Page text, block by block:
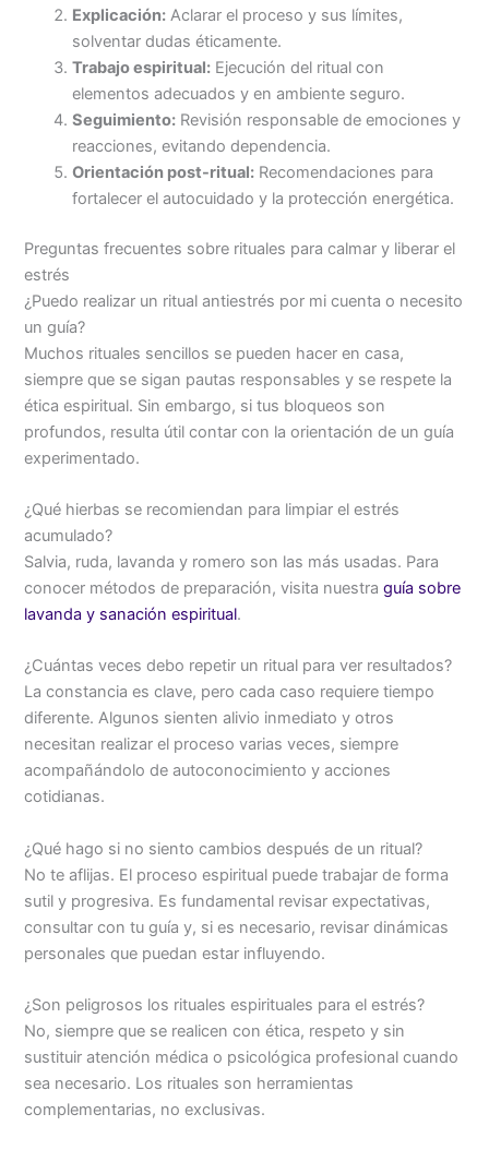
Explicación: Aclarar el proceso y sus límites,
solventar dudas éticamente.
Trabajo espiritual: Ejecución del ritual con
elementos adecuados y en ambiente seguro.
Seguimiento: Revisión responsable de emociones y
reacciones, evitando dependencia.
Orientación post-ritual: Recomendaciones para
fortalecer el autocuidado y la protección energética.
Preguntas frecuentes sobre rituales para calmar y liberar el
estrés
¿Puedo realizar un ritual antiestrés por mi cuenta o necesito
un guía?
Muchos rituales sencillos se pueden hacer en casa,
siempre que se sigan pautas responsables y se respete la
ética espiritual. Sin embargo, si tus bloqueos son
profundos, resulta útil contar con la orientación de un guía
experimentado.
¿Qué hierbas se recomiendan para limpiar el estrés
acumulado?
Salvia, ruda, lavanda y romero son las más usadas. Para
conocer métodos de preparación, visita nuestraguía sobre
lavanda y sanación espiritual.
¿Cuántas veces debo repetir un ritual para ver resultados?
La constancia es clave, pero cada caso requiere tiempo
diferente. Algunos sienten alivio inmediato y otros
necesitan realizar el proceso varias veces, siempre
acompañándolo de autoconocimiento y acciones
cotidianas.
¿Qué hago si no siento cambios después de un ritual?
No te aflijas. El proceso espiritual puede trabajar de forma
sutil y progresiva. Es fundamental revisar expectativas,
consultar con tu guía y, si es necesario, revisar dinámicas
personales que puedan estar influyendo.
¿Son peligrosos los rituales espirituales para el estrés?
No, siempre que se realicen con ética, respeto y sin
sustituir atención médica o psicológica profesional cuando
sea necesario. Los rituales son herramientas
complementarias, no exclusivas.